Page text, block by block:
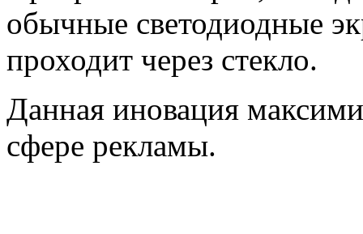
обычные светодиодные
проходит через стекло.
Данная иновация
сфере рекламы.